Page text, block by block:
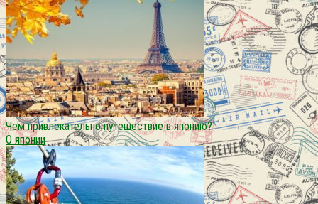
Чем привлекательно путешествие в японию?
О японии